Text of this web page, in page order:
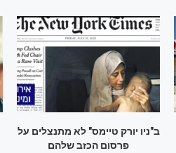
ב"ניו יורק טיימס" לא מתנצלים על
פרסום הכזב שלהם